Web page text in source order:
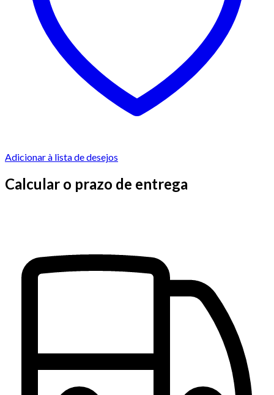
Adicionar à lista de desejos
Calcular o prazo de entrega